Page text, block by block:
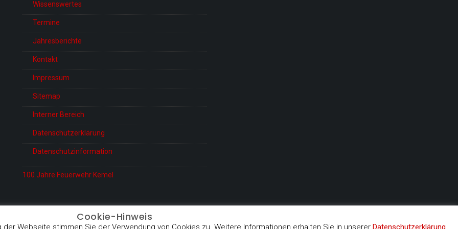
Wissenswertes
Termine
Jahresberichte
Kontakt
Impressum
Sitemap
Interner Bereich
Datenschutzerklärung
Datenschutzinformation
100 Jahre Feuerwehr Kemel
Cookie-Hinweis
Webseite stimmen Sie der Verwendung von Cookies zu. Weitere Informationen erhalten Sie in unserer Datenschutzerklärung